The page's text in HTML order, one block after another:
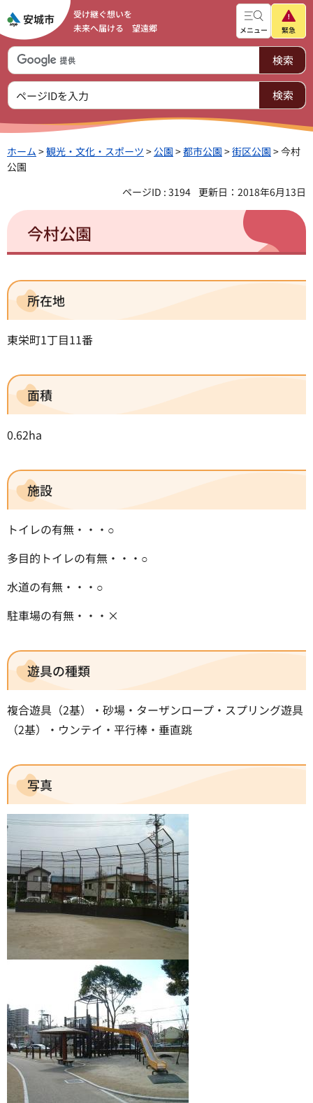
受け継ぐ想いを
未来へ届ける 望遠郷
メニュー 緊急
ホーム >観光・文化・スポーツ > 公園 >都市公園 >街区公園 > 今村
公園
ページID : 3194 更新日：2018年6月13日
今村公園
所在地
東栄町1丁目11番
面積
0.62ha
施設
トイレの有無・・・○
多目的トイレの有無・・・○
水道の有無・・・○
駐車場の有無・・・×
遊具の種類
複合遊具（2基）・砂場・ターザンロープ・スプリング遊具
（2基）・ウンテイ・平行棒・垂直跳
写真